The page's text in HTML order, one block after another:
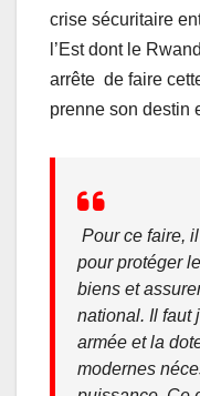
crise sécuritaire
l’Est dont le
arrête de faire
prenne son destin
Pour ce faire,
pour protéger
biens et
national. Il faut
armée et la
modernes